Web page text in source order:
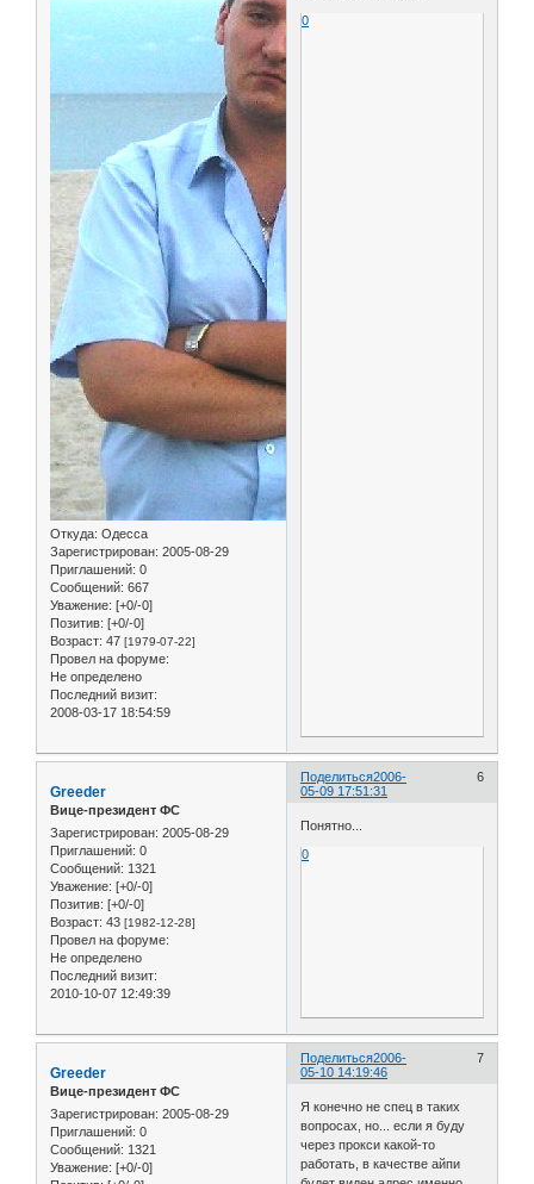
Откуда: Одесса
Зарегистрирован: 2005-08-29
Приглашений: 0
Сообщений: 667
Уважение: [+0/-0]
Позитив: [+0/-0]
Возраст: 47 [1979-07-22]
Провел на форуме:
Не определено
Последний визит:
2008-03-17 18:54:59
0
Поделиться 6
2006-
05-09 17:51:31
Greeder
Вице-президент ФС
Зарегистрирован: 2005-08-29
Приглашений: 0
Сообщений: 1321
Уважение: [+0/-0]
Позитив: [+0/-0]
Возраст: 43 [1982-12-28]
Провел на форуме:
Не определено
Последний визит:
2010-10-07 12:49:39
Понятно...
0
Поделиться 7
2006-
05-10 14:19:46
Greeder
Вице-президент ФС
Зарегистрирован: 2005-08-29
Приглашений: 0
Сообщений: 1321
Уважение: [+0/-0]
Я конечно не спец в таких
вопросах, но... если я буду
через прокси какой-то
работать, в качестве айпи